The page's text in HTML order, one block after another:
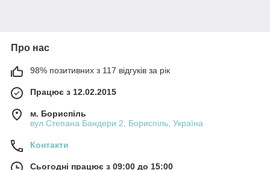
Про нас
98% позитивних з 117 відгуків за рік
Працює з 12.02.2015
м. Бориспіль
вул.Степана Бандери 2, Бориспіль, Україна
Контакти
Сьогодні працює з 09:00 до 15:00